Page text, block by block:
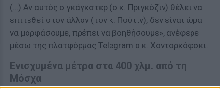
(…) Αν αυτός ο γκάγκστερ (ο κ. Πριγκόζιν) θέλει να
επιτεθεί στον άλλον (τον κ. Πούτιν), δεν είναι ώρα
να μορφάσουμε, πρέπει να βοηθήσουμε», ανέφερε
μέσω της πλατφόρμας Telegram ο κ. Χοντορκόφσκι.
Ενισχυμένα μέτρα στα 400 χλμ. από τη
Μόσχα